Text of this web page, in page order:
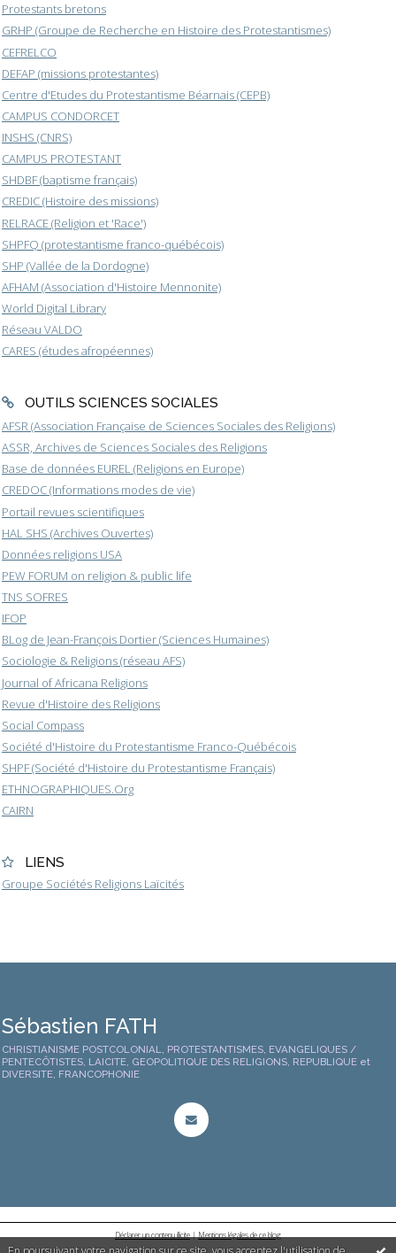
Protestants bretons
GRHP (Groupe de Recherche en Histoire des Protestantismes)
CEFRELCO
DEFAP (missions protestantes)
Centre d'Etudes du Protestantisme Béarnais (CEPB)
CAMPUS CONDORCET
INSHS (CNRS)
CAMPUS PROTESTANT
SHDBF (baptisme français)
CREDIC (Histoire des missions)
RELRACE (Religion et 'Race')
SHPFQ (protestantisme franco-québécois)
SHP (Vallée de la Dordogne)
AFHAM (Association d'Histoire Mennonite)
World Digital Library
Réseau VALDO
CARES (études afropéennes)
OUTILS SCIENCES SOCIALES
AFSR (Association Française de Sciences Sociales des Religions)
ASSR, Archives de Sciences Sociales des Religions
Base de données EUREL (Religions en Europe)
CREDOC (Informations modes de vie)
Portail revues scientifiques
HAL SHS (Archives Ouvertes)
Données religions USA
PEW FORUM on religion & public life
TNS SOFRES
IFOP
BLog de Jean-François Dortier (Sciences Humaines)
Sociologie & Religions (réseau AFS)
Journal of Africana Religions
Revue d'Histoire des Religions
Social Compass
Société d'Histoire du Protestantisme Franco-Québécois
SHPF (Société d'Histoire du Protestantisme Français)
ETHNOGRAPHIQUES.Org
CAIRN
LIENS
Groupe Sociétés Religions Laïcités
Sébastien FATH
CHRISTIANISME POSTCOLONIAL, PROTESTANTISMES, EVANGELIQUES /
PENTECÔTISTES, LAICITE, GEOPOLITIQUE DES RELIGIONS, REPUBLIQUE et
DIVERSITE, FRANCOPHONIE
Déclarer un contenu illicite|Mentions légales de ce blog